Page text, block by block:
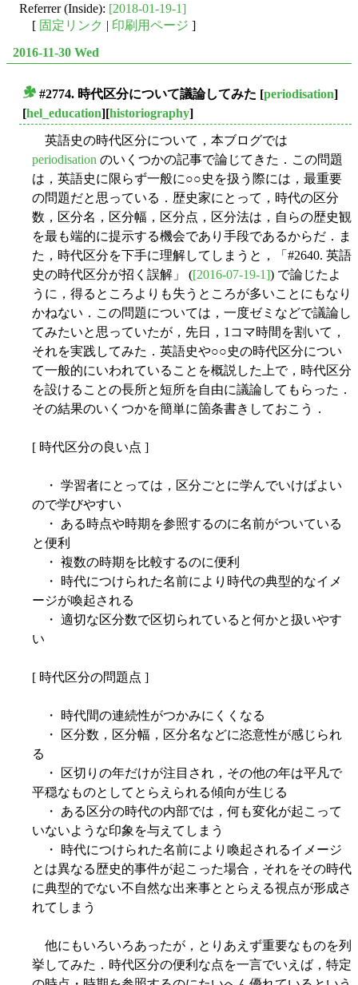
Referrer (Inside): [2018-01-19-1]
[ 固定リンク | 印刷用ページ ]
2016-11-30 Wed
#2774. 時代区分について議論してみた [periodisation]
[hel_education][historiography]
英語史の時代区分について，本ブログでは
periodisation のいくつかの記事で論じてきた．この問題
は，英語史に限らず一般に○○史を扱う際には，最重要
の問題だと思っている．歴史家にとって，時代の区分
数，区分名，区分幅，区分点，区分法は，自らの歴史観
を最も端的に提示する機会であり手段であるからだ．ま
た，時代区分を下手に理解してしまうと，「#2640. 英語
史の時代区分が招く誤解」 ([2016-07-19-1]) で論じたよ
うに，得るところよりも失うところが多いことにもなり
かねない．この問題については，一度ゼミなどで議論し
てみたいと思っていたが，先日，1コマ時間を割いて，
それを実践してみた．英語史や○○史の時代区分につい
て一般的にいわれていることを概説した上で，時代区分
を設けることの長所と短所を自由に議論してもらった．
その結果のいくつかを簡単に箇条書きしておこう．
[ 時代区分の良い点 ]
・ 学習者にとっては，区分ごとに学んでいけばよい
ので学びやすい
・ ある時点や時期を参照するのに名前がついている
と便利
・ 複数の時期を比較するのに便利
・ 時代につけられた名前により時代の典型的なイメ
ージが喚起される
・ 適切な区分数で区切られていると何かと扱いやす
い
[ 時代区分の問題点 ]
・ 時代間の連続性がつかみにくくなる
・ 区分数，区分幅，区分名などに恣意性が感じられ
る
・ 区切りの年だけが注目され，その他の年は平凡で
平穏なものとしてとらえられる傾向が生じる
・ ある区分の時代の内部では，何も変化が起こって
いないような印象を与えてしまう
・ 時代につけられた名前により喚起されるイメージ
とは異なる歴史的事件が起こった場合，それをその時代
に典型的でない不自然な出来事ととらえる視点が形成さ
れてしまう
他にもいろいろあったが，とりあえず重要なものを列
挙してみた．時代区分の便利な点を一言でいえば，特定